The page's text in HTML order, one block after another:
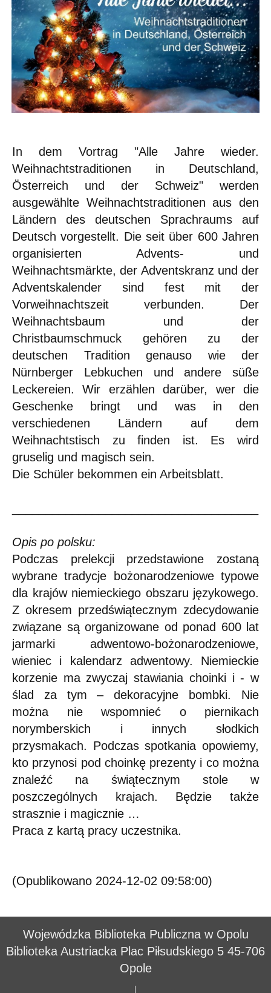
In dem Vortrag "Alle Jahre wieder.
Weihnachtstraditionen in Deutschland,
Österreich und der Schweiz" werden
ausgewählte Weihnachtstraditionen aus den
Ländern des deutschen Sprachraums auf
Deutsch vorgestellt. Die seit über 600 Jahren
organisierten Advents- und
Weihnachtsmärkte, der Adventskranz und der
Adventskalender sind fest mit der
Vorweihnachtszeit verbunden. Der
Weihnachtsbaum und der
Christbaumschmuck gehören zu der
deutschen Tradition genauso wie der
Nürnberger Lebkuchen und andere süße
Leckereien. Wir erzählen darüber, wer die
Geschenke bringt und was in den
verschiedenen Ländern auf dem
Weihnachtstisch zu finden ist. Es wird
gruselig und magisch sein.
Die Schüler bekommen ein Arbeitsblatt.
Opis po polsku:
Podczas prelekcji przedstawione zostaną
wybrane tradycje bożonarodzeniowe typowe
dla krajów niemieckiego obszaru językowego.
Z okresem przedświątecznym zdecydowanie
związane są organizowane od ponad 600 lat
jarmarki adwentowo-bożonarodzeniowe,
wieniec i kalendarz adwentowy. Niemieckie
korzenie ma zwyczaj stawiania choinki i - w
ślad za tym – dekoracyjne bombki. Nie
można nie wspomnieć o piernikach
norymberskich i innych słodkich
przysmakach. Podczas spotkania opowiemy,
kto przynosi pod choinkę prezenty i co można
znaleźć na świątecznym stole w
poszczególnych krajach. Będzie także
strasznie i magicznie …
Praca z kartą pracy uczestnika.
(Opublikowano 2024-12-02 09:58:00)
Wojewódzka Biblioteka Publiczna w Opolu
Biblioteka Austriacka Plac Piłsudskiego 5 45-706
Opole